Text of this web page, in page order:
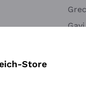
Gavi
Store